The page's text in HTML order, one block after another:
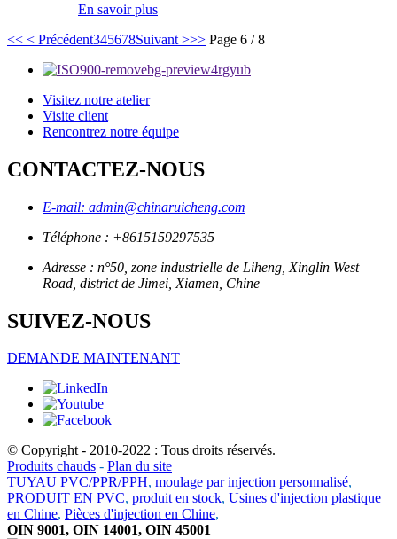
En savoir plus
<< < Précédent345678Suivant >>> Page 6 / 8
Visitez notre atelier
Visite client
Rencontrez notre équipe
CONTACTEZ-NOUS
E-mail: admin@chinaruicheng.com
Téléphone : +8615159297535
Adresse : n°50, zone industrielle de Liheng, Xinglin West
Road, district de Jimei, Xiamen, Chine
SUIVEZ-NOUS
DEMANDE MAINTENANT
© Copyright - 2010-2022 : Tous droits réservés.
Produits chauds - Plan du site
TUYAU PVC/PPR/PPH, moulage par injection personnalisé,
PRODUIT EN PVC, produit en stock, Usines d'injection plastique
en Chine, Pièces d'injection en Chine,
OIN 9001, OIN 14001, OIN 45001